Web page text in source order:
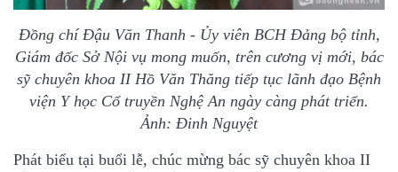
Đồng chí Đậu Văn Thanh - Ủy viên BCH Đảng bộ tỉnh,
Giám đốc Sở Nội vụ mong muốn, trên cương vị mới, bác
sỹ chuyên khoa II Hồ Văn Thăng tiếp tục lãnh đạo Bệnh
viện Y học Cổ truyền Nghệ An ngày càng phát triển.
Ảnh: Đinh Nguyệt
Phát biểu tại buổi lễ, chúc mừng bác sỹ chuyên khoa II